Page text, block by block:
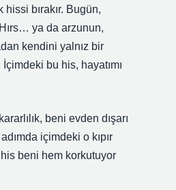
bırakır. Bugün,
ya da arzunun,
kendini yalnız bir
bu his, hayatımı
beni evden dışarı
içimdeki o kıpır
his beni hem korkutuyor